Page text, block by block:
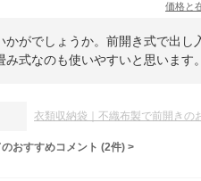
価格と
がでしょうか。前開き式で出し
式なのも使いやすいと思います。
衣類収納袋｜不織布製で前開きの
おすすめコメント (2件) >